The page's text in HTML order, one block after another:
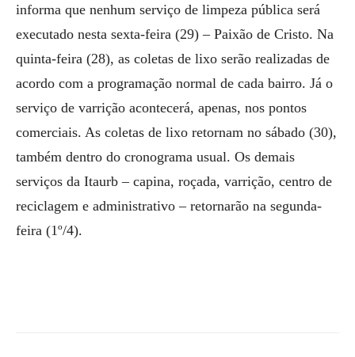
informa que nenhum serviço de limpeza pública será
executado nesta sexta-feira (29) – Paixão de Cristo. Na
quinta-feira (28), as coletas de lixo serão realizadas de
acordo com a programação normal de cada bairro. Já o
serviço de varrição acontecerá, apenas, nos pontos
comerciais. As coletas de lixo retornam no sábado (30),
também dentro do cronograma usual. Os demais
serviços da Itaurb – capina, roçada, varrição, centro de
reciclagem e administrativo – retornarão na segunda-
feira (1º/4).